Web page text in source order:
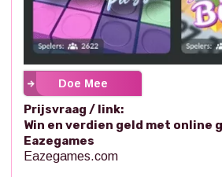
Doe Mee
Prijsvraag / link:
Win en verdien geld met online
Eazegames
Eazegames.com